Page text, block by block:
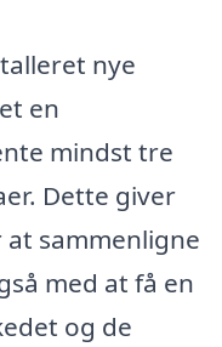
nye
en
mindst tre
Dette giver
sammenligne
med at få en
og de